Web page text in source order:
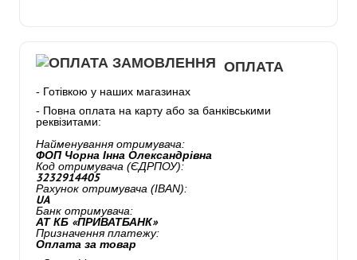
ОПЛАТА
- Готівкою у наших магазинах
- Повна оплата на карту або за банківськими
реквізитами:
Найменування отримувача:
ФОП Чорна Інна Олександрівна
Код отримувача (ЄДРПОУ):
3232914405
Рахунок отримувача (IBAN):
UA
Банк отримувача:
АТ КБ «ПРИВАТБАНК»
Призначення платежу:
Оплата за товар